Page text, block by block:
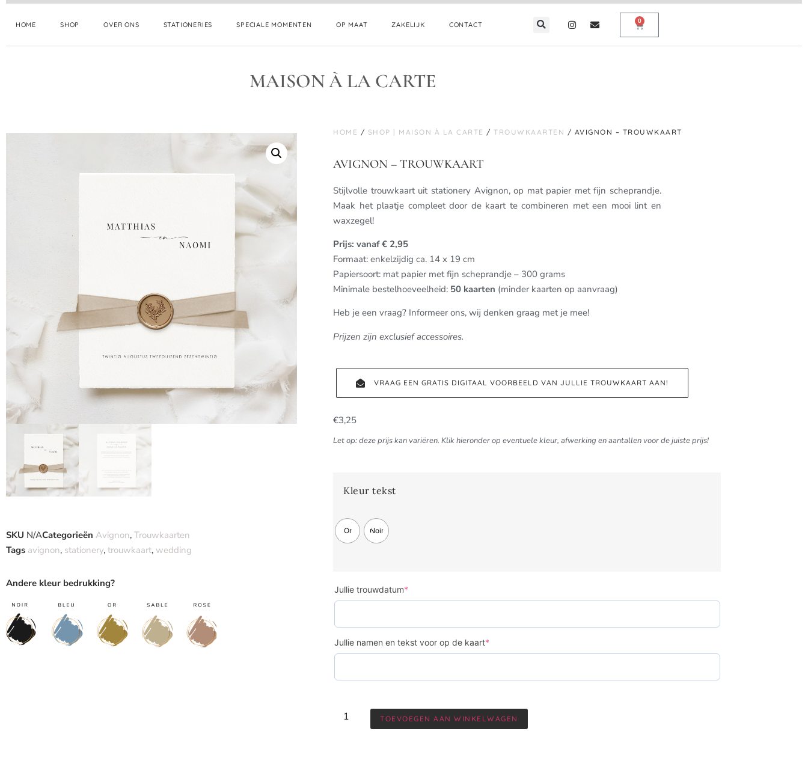
HOME SHOP OVER ONS STATIONERIES SPECIALE MOMENTEN OP MAAT ZAKELIJK CONTACT 0
MAISON À LA CARTE
SKU N/ACategorieën Avignon, Trouwkaarten
Tags avignon, stationery, trouwkaart, wedding
Andere kleur bedrukking?
HOME / SHOP | MAISON À LA CARTE / TROUWKAARTEN / AVIGNON – TROUWKAART
AVIGNON – TROUWKAART
Stijlvolle trouwkaart uit stationery Avignon, op mat papier met fijn scheprandje.
Maak het plaatje compleet door de kaart te combineren met een mooi lint en
waxzegel!
Prijs: vanaf € 2,95
Formaat: enkelzijdig ca. 14 x 19 cm
Papiersoort: mat papier met fijn scheprandje – 300 grams
Minimale bestelhoeveelheid: 50 kaarten (minder kaarten op aanvraag)
Heb je een vraag? Informeer ons, wij denken graag met je mee!
Prijzen zijn exclusief accessoires.
VRAAG EEN GRATIS DIGITAAL VOORBEELD VAN JULLIE TROUWKAART AAN!
€3,25
Let op: deze prijs kan variëren. Klik hieronder op eventuele kleur, afwerking en aantallen voor de juiste prijs!
Kleur tekst
Or Noir
Jullie trouwdatum*
Jullie namen en tekst voor op de kaart*
TOEVOEGEN AAN WINKELWAGEN